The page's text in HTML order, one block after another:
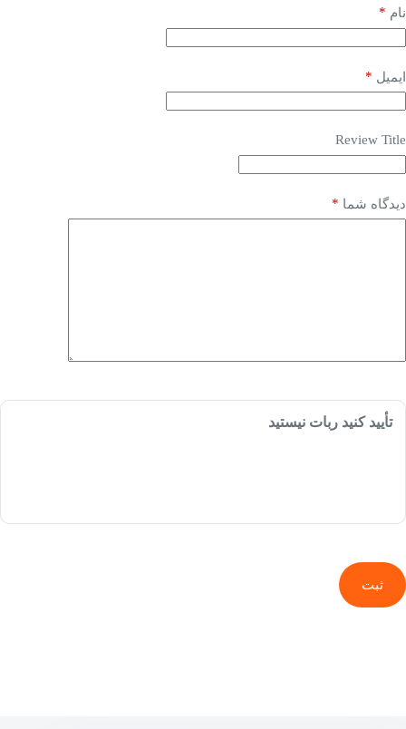
نام *
ایمیل *
Review Title
دیدگاه شما *
تأیید کنید ربات نیستید
ثبت